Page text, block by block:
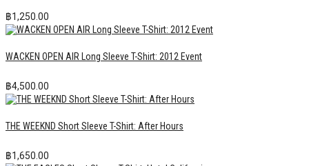
฿1,250.00
WACKEN OPEN AIR Long Sleeve T-Shirt: 2012 Event
฿4,500.00
THE WEEKND Short Sleeve T-Shirt: After Hours
฿1,650.00